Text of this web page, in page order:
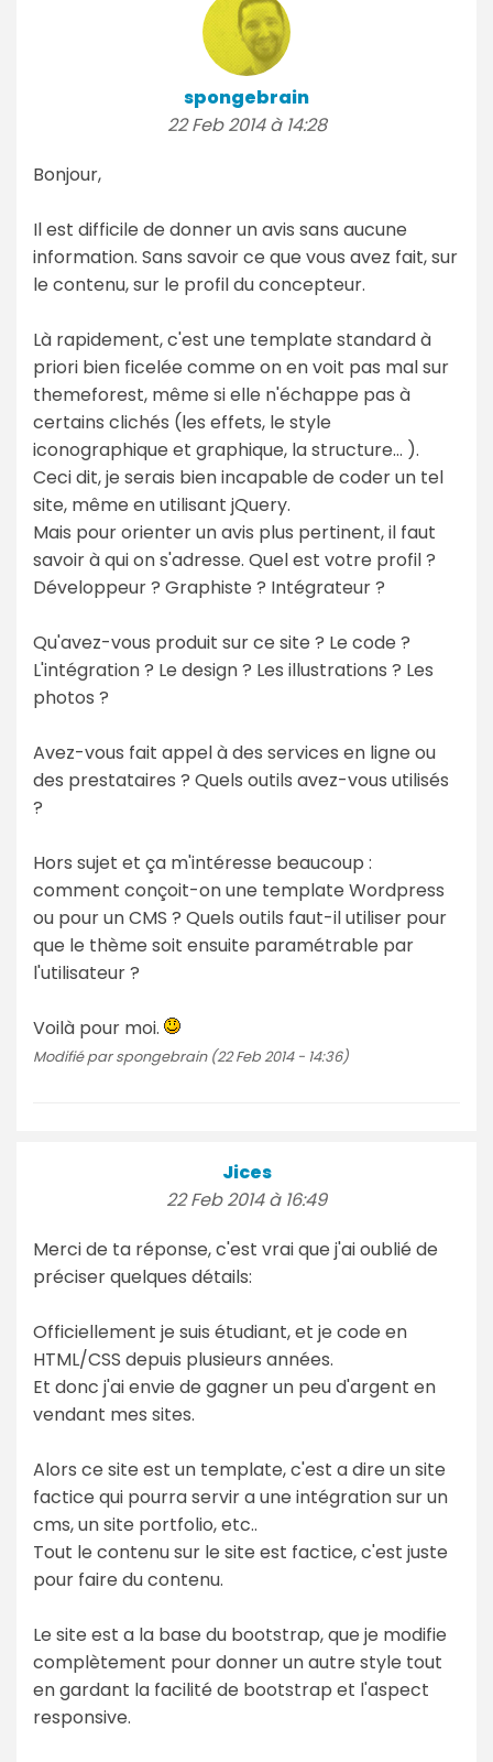
spongebrain
22 Feb 2014 à 14:28
Bonjour,
Il est difficile de donner un avis sans aucune
information. Sans savoir ce que vous avez fait, sur
le contenu, sur le profil du concepteur.
Là rapidement, c'est une template standard à
priori bien ficelée comme on en voit pas mal sur
themeforest, même si elle n'échappe pas à
certains clichés (les effets, le style
iconographique et graphique, la structure… ).
Ceci dit, je serais bien incapable de coder un tel
site, même en utilisant jQuery.
Mais pour orienter un avis plus pertinent, il faut
savoir à qui on s'adresse. Quel est votre profil ?
Développeur ? Graphiste ? Intégrateur ?
Qu'avez-vous produit sur ce site ? Le code ?
L'intégration ? Le design ? Les illustrations ? Les
photos ?
Avez-vous fait appel à des services en ligne ou
des prestataires ? Quels outils avez-vous utilisés
?
Hors sujet et ça m'intéresse beaucoup :
comment conçoit-on une template Wordpress
ou pour un CMS ? Quels outils faut-il utiliser pour
que le thème soit ensuite paramétrable par
l'utilisateur ?
Voilà pour moi.
Modifié par spongebrain (22 Feb 2014 - 14:36)
Jices
22 Feb 2014 à 16:49
Merci de ta réponse, c'est vrai que j'ai oublié de
préciser quelques détails:
Officiellement je suis étudiant, et je code en
HTML/CSS depuis plusieurs années.
Et donc j'ai envie de gagner un peu d'argent en
vendant mes sites.
Alors ce site est un template, c'est a dire un site
factice qui pourra servir a une intégration sur un
cms, un site portfolio, etc..
Tout le contenu sur le site est factice, c'est juste
pour faire du contenu.
Le site est a la base du bootstrap, que je modifie
complètement pour donner un autre style tout
en gardant la facilité de bootstrap et l'aspect
responsive.